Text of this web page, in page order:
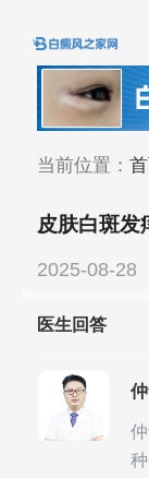
当前位置：
皮肤白斑发
2025-08-28
医生回答